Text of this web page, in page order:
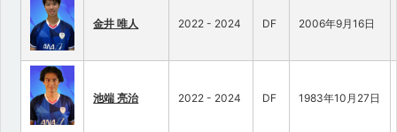
金井 唯人 2022 - 2024 DF 2006年9月16日
池端 亮治 2022 - 2024 DF 1983年10月27日